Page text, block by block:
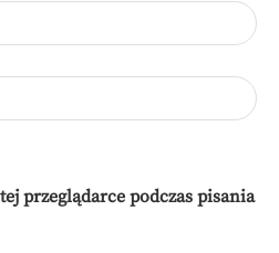
przeglądarce podczas pisania